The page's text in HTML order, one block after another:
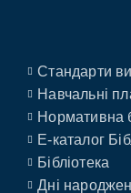
Стандарти
Навчальні
Нормативна
E-каталог
Бібліотека
Дні